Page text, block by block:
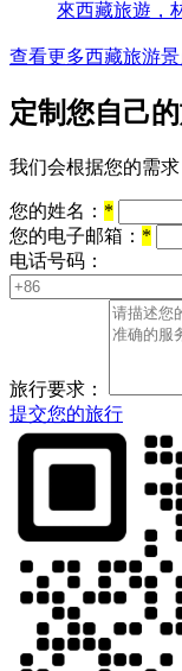
來西藏旅遊，
查看更多西藏旅游景
定制您自己
我们会根据您的需
您的姓名： *
您的电子邮箱： *
电话号码：
旅行要求：
提交您的旅行